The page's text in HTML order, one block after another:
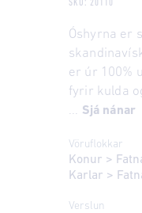
SKU: 20110
Óshyrna er
er úr 100%
fyrir kulda
... Sjá nánar
Vöruflokkar
Konur >
Karlar >
Verslun